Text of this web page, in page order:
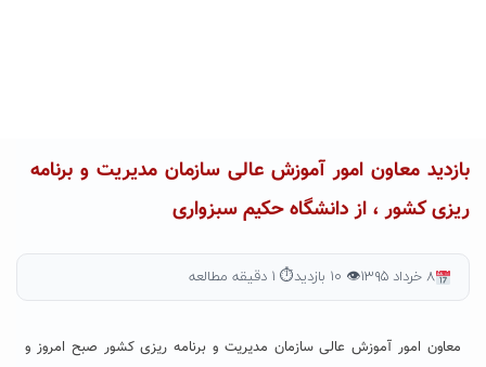
بازدید معاون امور آموزش عالی سازمان مدیریت و برنامه
ریزی کشور ، از دانشگاه حکیم سبزواری
۸ خرداد ۱۳۹۵ 👁 ۱۰ بازدید ⏱ ۱ دقیقه مطالعه
معاون امور آموزش عالی سازمان مدیریت و برنامه ریزی کشور صبح امروز و